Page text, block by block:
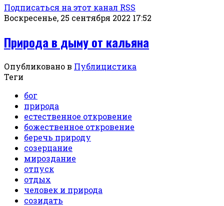
Подписаться на этот канал RSS
Воскресенье, 25 сентября 2022 17:52
Природа в дыму от кальяна
Опубликовано в Публицистика
Теги
бог
природа
естественное откровение
божественное откровение
беречь природу
созерцание
мироздание
отпуск
отдых
человек и природа
созидать